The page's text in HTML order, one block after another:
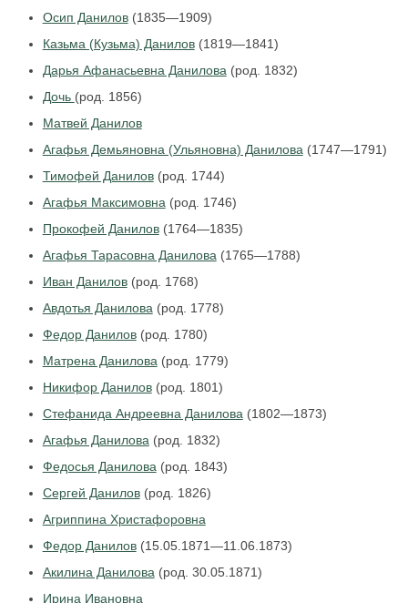
Осип Данилов(1835—1909)
Казьма (Кузьма) Данилов(1819—1841)
Дарья Афанасьевна Данилова(род. 1832)
Дочь (род. 1856)
Матвей Данилов
Агафья Демьяновна (Ульяновна) Данилова(1747—1791)
Тимофей Данилов(род. 1744)
Агафья Максимовна(род. 1746)
Прокофей Данилов(1764—1835)
Агафья Тарасовна Данилова(1765—1788)
Иван Данилов(род. 1768)
Авдотья Данилова(род. 1778)
Федор Данилов(род. 1780)
Матрена Данилова(род. 1779)
Никифор Данилов(род. 1801)
Стефанида Андреевна Данилова(1802—1873)
Агафья Данилова(род. 1832)
Федосья Данилова(род. 1843)
Сергей Данилов(род. 1826)
Агриппина Христафоровна
Федор Данилов(15.05.1871—11.06.1873)
Акилина Данилова(род. 30.05.1871)
Ирина Ивановна